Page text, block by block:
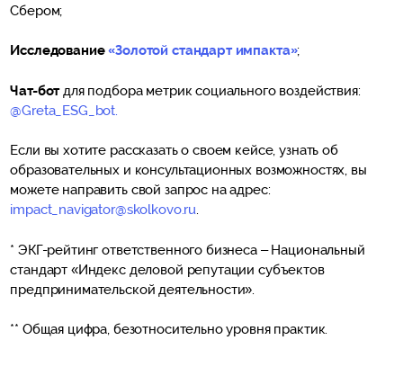
Сбером;
Исследование«Золотой стандарт импакта»;
Чат-ботдля подбора метрик социального воздействия:
@Greta_ESG_bot.
Если вы хотите рассказать о своем кейсе, узнать об
образовательных и консультационных возможностях, вы
можете направить свой запрос на адрес:
impact_navigator@skolkovo.ru.
* ЭКГ-рейтинг ответственного бизнеса – Национальный
стандарт «Индекс деловой репутации субъектов
предпринимательской деятельности».
** Общая цифра, безотносительно уровня практик.